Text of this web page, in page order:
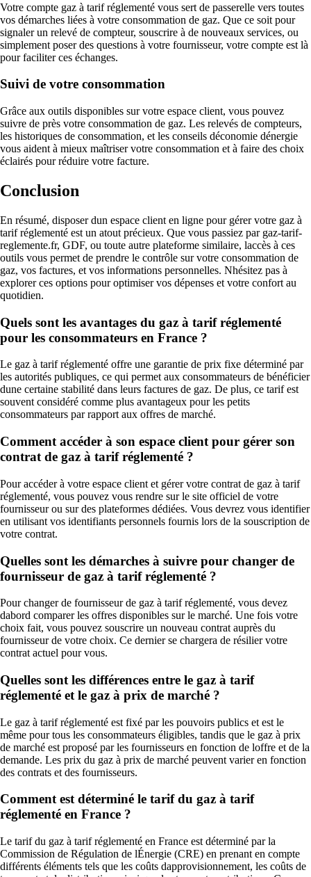
Votre compte gaz à tarif réglementé vous sert de passerelle vers toutes
vos démarches liées à votre consommation de gaz. Que ce soit pour
signaler un relevé de compteur, souscrire à de nouveaux services, ou
simplement poser des questions à votre fournisseur, votre compte est là
pour faciliter ces échanges.
Suivi de votre consommation
Grâce aux outils disponibles sur votre espace client, vous pouvez
suivre de près votre consommation de gaz. Les relevés de compteurs,
les historiques de consommation, et les conseils déconomie dénergie
vous aident à mieux maîtriser votre consommation et à faire des choix
éclairés pour réduire votre facture.
Conclusion
En résumé, disposer dun espace client en ligne pour gérer votre gaz à
tarif réglementé est un atout précieux. Que vous passiez par gaz-tarif-
reglemente.fr, GDF, ou toute autre plateforme similaire, laccès à ces
outils vous permet de prendre le contrôle sur votre consommation de
gaz, vos factures, et vos informations personnelles. Nhésitez pas à
explorer ces options pour optimiser vos dépenses et votre confort au
quotidien.
Quels sont les avantages du gaz à tarif réglementé
pour les consommateurs en France ?
Le gaz à tarif réglementé offre une garantie de prix fixe déterminé par
les autorités publiques, ce qui permet aux consommateurs de bénéficier
dune certaine stabilité dans leurs factures de gaz. De plus, ce tarif est
souvent considéré comme plus avantageux pour les petits
consommateurs par rapport aux offres de marché.
Comment accéder à son espace client pour gérer son
contrat de gaz à tarif réglementé ?
Pour accéder à votre espace client et gérer votre contrat de gaz à tarif
réglementé, vous pouvez vous rendre sur le site officiel de votre
fournisseur ou sur des plateformes dédiées. Vous devrez vous identifier
en utilisant vos identifiants personnels fournis lors de la souscription de
votre contrat.
Quelles sont les démarches à suivre pour changer de
fournisseur de gaz à tarif réglementé ?
Pour changer de fournisseur de gaz à tarif réglementé, vous devez
dabord comparer les offres disponibles sur le marché. Une fois votre
choix fait, vous pouvez souscrire un nouveau contrat auprès du
fournisseur de votre choix. Ce dernier se chargera de résilier votre
contrat actuel pour vous.
Quelles sont les différences entre le gaz à tarif
réglementé et le gaz à prix de marché ?
Le gaz à tarif réglementé est fixé par les pouvoirs publics et est le
même pour tous les consommateurs éligibles, tandis que le gaz à prix
de marché est proposé par les fournisseurs en fonction de loffre et de la
demande. Les prix du gaz à prix de marché peuvent varier en fonction
des contrats et des fournisseurs.
Comment est déterminé le tarif du gaz à tarif
réglementé en France ?
Le tarif du gaz à tarif réglementé en France est déterminé par la
Commission de Régulation de lÉnergie (CRE) en prenant en compte
différents éléments tels que les coûts dapprovisionnement, les coûts de